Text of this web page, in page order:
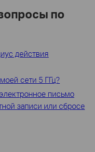
по
действия
сети 5 ГГц?
письмо
записи или сбросе